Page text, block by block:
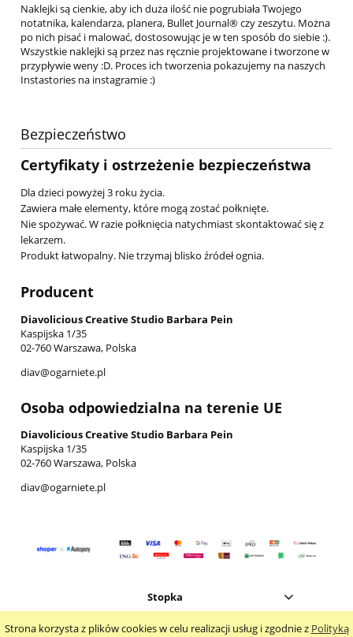
Strona korzysta z plików cookies w celu realizacji usług i zgodnie z Polityką
Naklejki są cienkie, aby ich duża ilość nie pogrubiała Twojego
notatnika, kalendarza, planera, Bullet Journal® czy zeszytu. Można
po nich pisać i malować, dostosowując je w ten sposób do siebie :).
Wszystkie naklejki są przez nas ręcznie projektowane i tworzone w
przypływie weny :D. Proces ich tworzenia pokazujemy na naszych
Instastories na instagramie :)
Bezpieczeństwo
Certyfikaty i ostrzeżenie bezpieczeństwa
Dla dzieci powyżej 3 roku życia.
Zawiera małe elementy, które mogą zostać połknięte.
Nie spożywać. W razie połknięcia natychmiast skontaktować się z
lekarzem.
Produkt łatwopalny. Nie trzymaj blisko źródeł ognia.
Producent
Diavolicious Creative Studio Barbara Pein
Kaspijska 1/35
02-760 Warszawa, Polska
diav@ogarniete.pl
Osoba odpowiedzialna na terenie UE
Diavolicious Creative Studio Barbara Pein
Kaspijska 1/35
02-760 Warszawa, Polska
diav@ogarniete.pl
Stopka